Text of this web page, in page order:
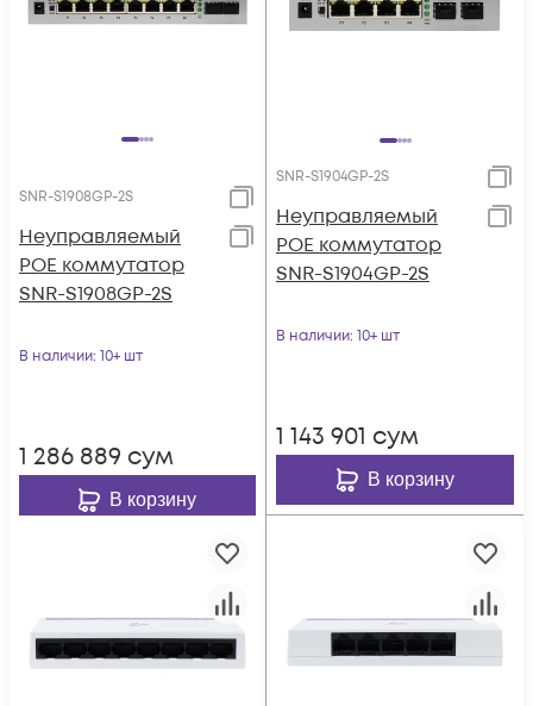
SNR-S1908GP-2S
Неуправляемый
POE коммутатор
SNR-S1908GP-2S
В наличии: 10+ шт
1 286 889 сум
В корзину
SNR-S1904GP-2S
Неуправляемый
POE коммутатор
SNR-S1904GP-2S
В наличии: 10+ шт
1 143 901 сум
В корзину